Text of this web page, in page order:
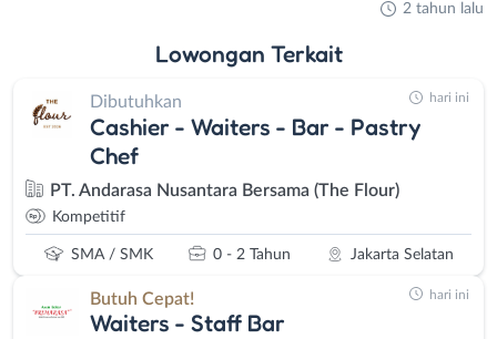
2 tahun lalu
Lowongan Terkait
Dibutuhkan
Cashier - Waiters - Bar - Pastry
Chef
PT. Andarasa Nusantara Bersama (The Flour)
Kompetitif
SMA / SMK 0 - 2 Tahun Jakarta Selatan
hari ini
Butuh Cepat!
Waiters - Staff Bar
hari ini